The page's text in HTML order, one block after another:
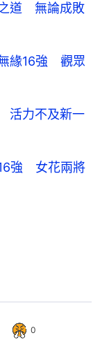
道 無論成敗
緣16強 觀眾
活力不及新一
強 女花兩將
0